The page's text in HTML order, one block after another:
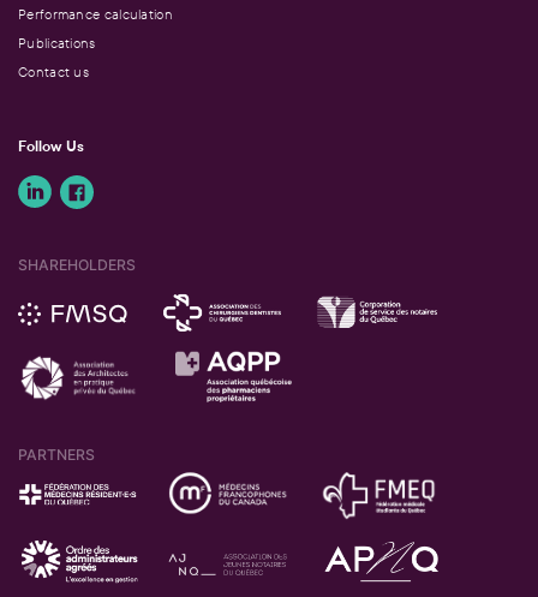
Performance calculation
Publications
Contact us
Follow Us
SHAREHOLDERS
PARTNERS